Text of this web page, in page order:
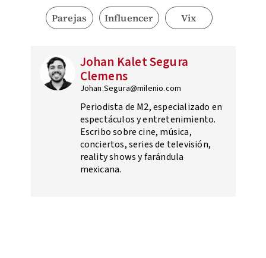
Parejas Influencer Vix
Johan Kalet Segura
Clemens
Johan.Segura@milenio.com
Periodista de M2, especializado en
espectáculos y entretenimiento.
Escribo sobre cine, música,
conciertos, series de televisión,
reality shows y farándula
mexicana.